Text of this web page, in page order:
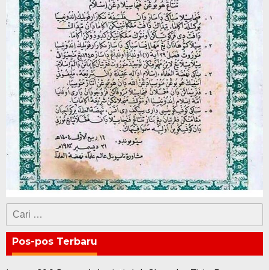
Cari
untuk:
Pos-pos Terbaru